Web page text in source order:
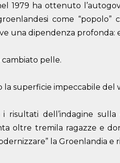
1979 ha ottenuto
come “popolo”
una dipendenza profonda:
cambiato pelle.
superficie impeccabile del
risultati dell’indagine
oltre tremila ragazze e
la Groenlandia